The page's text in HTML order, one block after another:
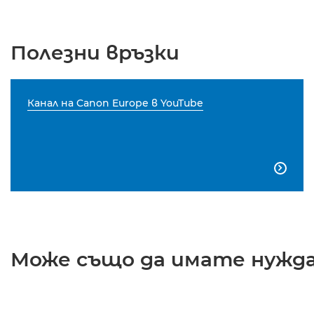
Полезни връзки
Канал на Canon Europe в YouTube

Може също да имате